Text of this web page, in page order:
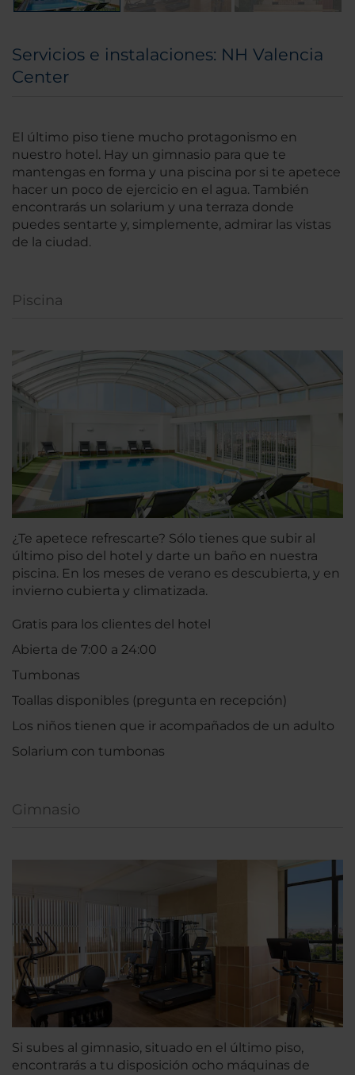
Servicios e instalaciones: NH Valencia
Center
El último piso tiene mucho protagonismo en
nuestro hotel. Hay un gimnasio para que te
mantengas en forma y una piscina por si te apetece
hacer un poco de ejercicio en el agua. También
encontrarás un solarium y una terraza donde
puedes sentarte y, simplemente, admirar las vistas
de la ciudad.
Piscina
¿Te apetece refrescarte? Sólo tienes que subir al
último piso del hotel y darte un baño en nuestra
piscina. En los meses de verano es descubierta, y en
invierno cubierta y climatizada.
Gratis para los clientes del hotel
Abierta de 7:00 a 24:00
Tumbonas
Toallas disponibles (pregunta en recepción)
Los niños tienen que ir acompañados de un adulto
Solarium con tumbonas
Gimnasio
Si subes al gimnasio, situado en el último piso,
encontrarás a tu disposición ocho máquinas de